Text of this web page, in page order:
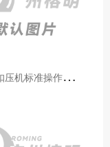
玛
努利扣压机标准操作流程：广州代理手把手教学（新手也能学会）